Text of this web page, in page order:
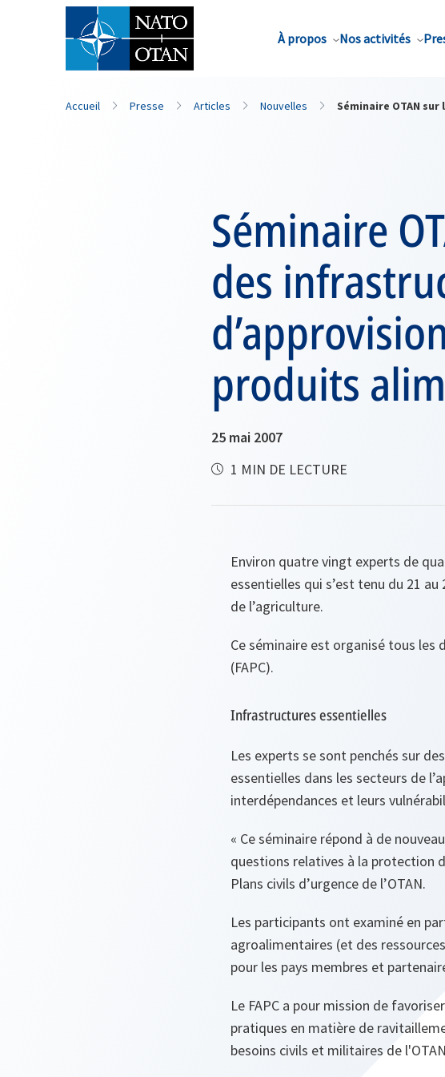
À propos Nos activités
Nom de famille*
Accueil Presse Articles Nouvelles Séminaire OTAN
Séminaire
des
produits
25 mai 2007
1 MIN DE LECTURE
Environ quatre vingt experts de
essentielles qui s’est tenu du 21
de l’agriculture.
Ce séminaire est organisé tous
(FAPC).
Infrastructures essentielles
Les experts se sont penchés sur
essentielles dans les secteurs de
interdépendances et leurs
« Ce séminaire répond à de
questions relatives à la protection
Plans civils d’urgence de l’OTAN.
Les participants ont examiné en
agroalimentaires (et des
pour les pays membres et
Le FAPC a pour mission de
pratiques en matière de
besoins civils et militaires de